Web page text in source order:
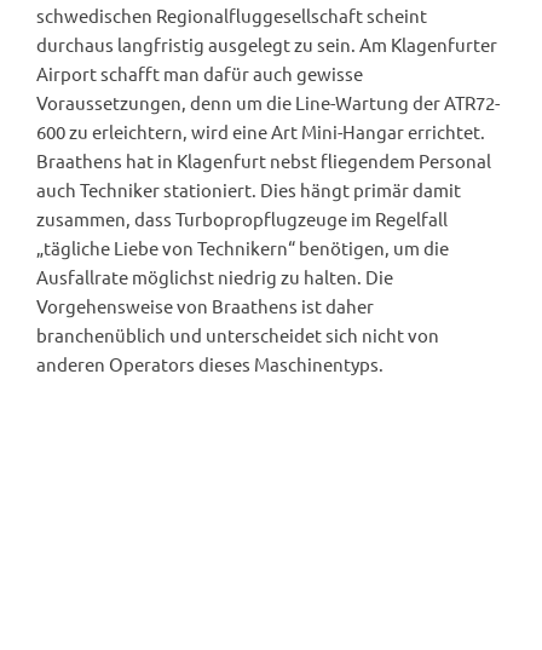
schwedischen Regionalfluggesellschaft scheint
durchaus langfristig ausgelegt zu sein. Am Klagenfurter
Airport schafft man dafür auch gewisse
Voraussetzungen, denn um die Line-Wartung der ATR72-
600 zu erleichtern, wird eine Art Mini-Hangar errichtet.
Braathens hat in Klagenfurt nebst fliegendem Personal
auch Techniker stationiert. Dies hängt primär damit
zusammen, dass Turbopropflugzeuge im Regelfall
„tägliche Liebe von Technikern“ benötigen, um die
Ausfallrate möglichst niedrig zu halten. Die
Vorgehensweise von Braathens ist daher
branchenüblich und unterscheidet sich nicht von
anderen Operators dieses Maschinentyps.